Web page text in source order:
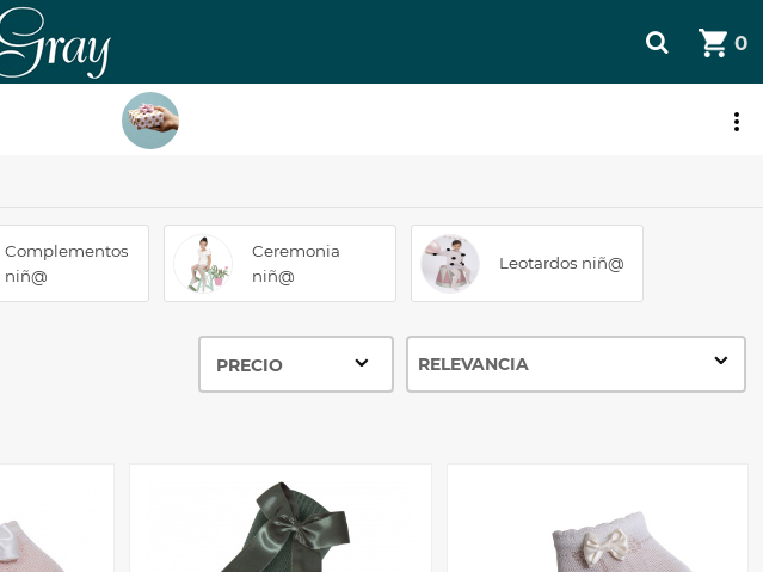
0
Complementos
niñ@
Ceremonia
niñ@
Leotardos niñ@
PRECIO
20 - 30 Eur
30 - 39 Eur